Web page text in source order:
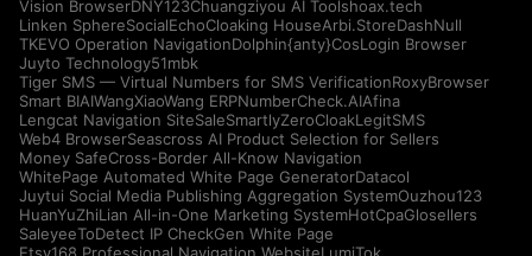
Vision BrowserDNY123Chuangziyou AI Toolshoax.tech
Linken SphereSocialEchoCloaking HouseArbi.StoreDashNull
TKEVO Operation NavigationDolphin{anty}CosLogin Browser
Juyto Technology51mbk
Tiger SMS — Virtual Numbers for SMS VerificationRoxyBrowser
Smart BIAIWangXiaoWang ERPNumberCheck.AIAfina
Lengcat Navigation SiteSaleSmartlyZeroCloakLegitSMS
Web4 BrowserSeascross AI Product Selection for Sellers
Money SafeCross-Border All-Know Navigation
WhitePage Automated White Page GeneratorDatacol
Juytui Social Media Publishing Aggregation SystemOuzhou123
HuanYuZhiLian All-in-One Marketing SystemHotCpaGlosellers
SaleyeeToDetect IP CheckGen White Page